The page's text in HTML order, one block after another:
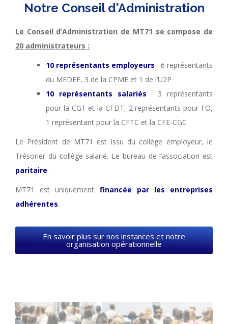
Notre Conseil d'Administration
Le Conseil d’Administration de MT71 se compose de
20 administrateurs :
10 représentants employeurs : 6 représentants
du MEDEF, 3 de la CPME et 1 de l’U2P
10 représentants salariés : 3 représentants
pour la CGT et la CFDT, 2 représentants pour FO,
1 représentant pour la CFTC et la CFE-CGC
Le Président de MT71 est issu du collège employeur, le
Trésorier du collège salarié. Le bureau de l’association est
paritaire.
MT71 est uniquement financée par les entreprises
adhérentes.
En savoir plus sur nos instances et notre
organisation opérationnelle